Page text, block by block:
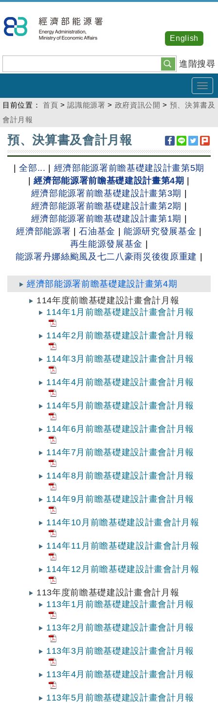
到
主
內
容
進階搜尋
English
目前位置： 首頁 >認識能源署 > 政府資訊公開 > 預、決算書及
會計月報
:::
預、決算書及會計月報
|全部...
經濟部能源署前瞻基礎建設計畫第5期
|經濟部能源署前瞻基礎建設計畫第4期
經濟部能源署前瞻基礎建設計畫第3期
經濟部能源署前瞻基礎建設計畫第2期
經濟部能源署前瞻基礎建設計畫第1期
經濟部能源署 |石油基金 能源研究發展基金
再生能源發展基金
能源署丹娜絲颱風及七二八豪雨災後復原重建
經濟部能源署前瞻基礎建設計畫第4期
114年度前瞻基礎建設計畫會計月報
114年1月前瞻基礎建設計畫會計月報
114年2月前瞻基礎建設計畫會計月報
114年3月前瞻基礎建設計畫會計月報
114年4月前瞻基礎建設計畫會計月報
114年5月前瞻基礎建設計畫會計月報
114年6月前瞻基礎建設計畫會計月報
114年7月前瞻基礎建設計畫會計月報
114年8月前瞻基礎建設計畫會計月報
114年9月前瞻基礎建設計畫會計月報
114年10月前瞻基礎建設計畫會計月報
114年11月前瞻基礎建設計畫會計月報
114年12月前瞻基礎建設計畫會計月報
113年度前瞻基礎建設計畫會計月報
113年1月前瞻基礎建設計畫會計月報
113年2月前瞻基礎建設計畫會計月報
113年3月前瞻基礎建設計畫會計月報
113年4月前瞻基礎建設計畫會計月報
113年5月前瞻基礎建設計畫會計月報